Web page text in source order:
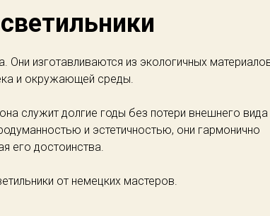
Они изготавливаются из экологичных
и окружающей среды.
служит долгие годы без потери внешнего вида
и эстетичностью, они гармонично
его достоинства.
от немецких мастеров.